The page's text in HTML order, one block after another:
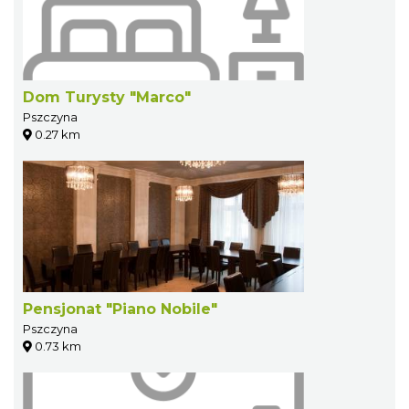
Dom Turysty "Marco"
Pszczyna
0.27 km
Pensjonat "Piano Nobile"
Pszczyna
0.73 km